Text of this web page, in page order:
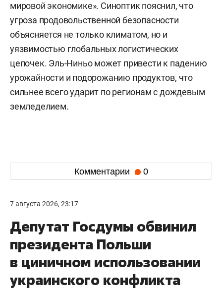
мировой экономике». Синоптик пояснил, что
угроза продовольственной безопасности
объясняется не только климатом, но и
уязвимостью глобальных логистических
цепочек. Эль-Ниньо может привести к падению
урожайности и подорожанию продуктов, что
сильнее всего ударит по регионам с дождевым
земледелием.
Комментарии 0
7 августа 2026, 23:17
Депутат Госдумы обвинил
президента Польши
в циничном использовании
украинского конфликта